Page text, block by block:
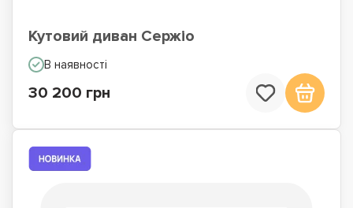
Кутовий диван Сержіо
В наявності
30 200 грн